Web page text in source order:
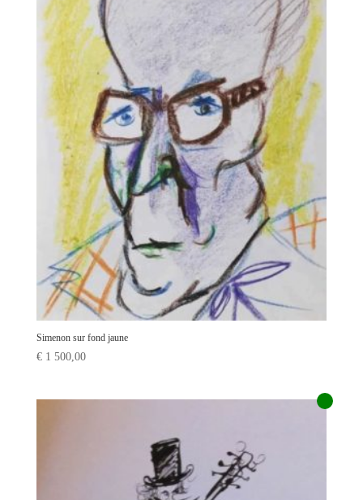
Simenon sur fond jaune
€1 500,00